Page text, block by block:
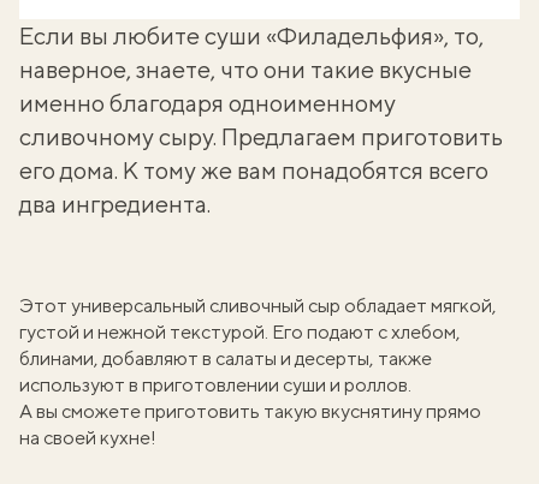
Если вы любитесуши «Филадельфия», то,
наверное, знаете, что они такие вкусные
именно благодаря одноименному
сливочному сыру. Предлагаем приготовить
его дома. К тому же вам понадобятся всего
два ингредиента.
Этот универсальный сливочный сыр обладает мягкой,
густой и нежной текстурой. Его подают с хлебом,
блинами, добавляют в салаты и десерты, также
используют в приготовлении суши и роллов.
А вы сможете приготовить такую вкуснятину прямо
на своей кухне!